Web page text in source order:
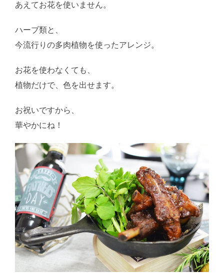
あえてお花を使いません。
ハーブ類と、
今流行りの多肉植物を使ったアレンジ。
お花を使わなくても、
植物だけで、色を出せます。
お祝いですから、
華やかにね！